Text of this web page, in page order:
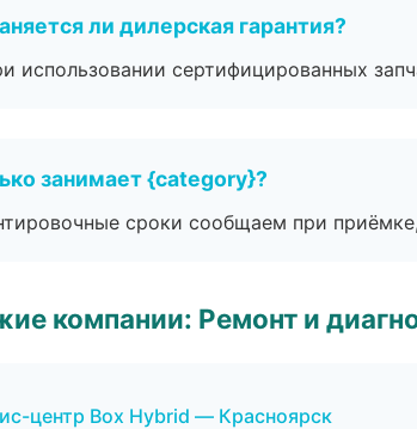
ли дилерская гарантия?
использовании сертифицированных
занимает {category}?
сроки сообщаем при
компании: Ремонт и
центр Box Hybrid — Красноярск